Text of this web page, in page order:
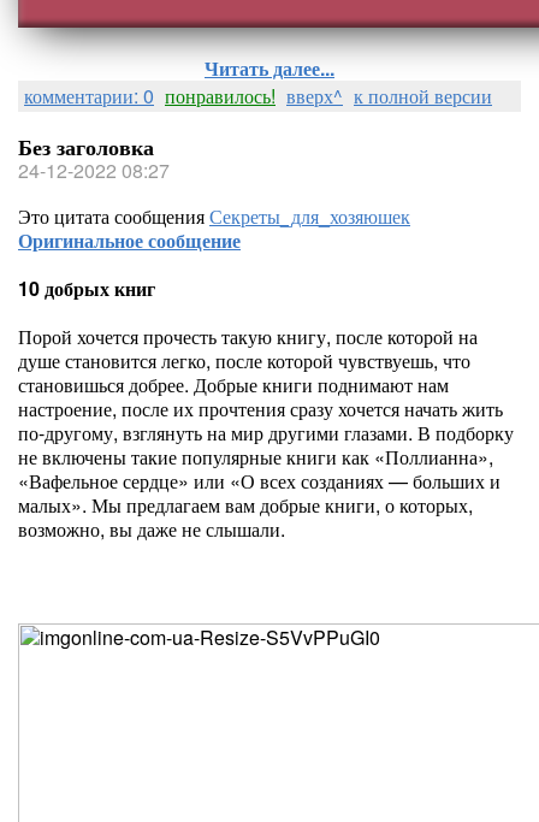
Читать далее...
комментарии: 0 понравилось! вверх^ к полной версии
Без заголовка
24-12-2022 08:27
Это цитата сообщенияСекреты_для_хозяюшек
Оригинальное сообщение
10 добрых книг
Порой хочется прочесть такую книгу, после которой на
душе становится легко, после которой чувствуешь, что
становишься добрее. Добрые книги поднимают нам
настроение, после их прочтения сразу хочется начать жить
по-другому, взглянуть на мир другими глазами. В подборку
не включены такие популярные книги как «Поллианна»,
«Вафельное сердце» или «О всех созданиях — больших и
малых». Мы предлагаем вам добрые книги, о которых,
возможно, вы даже не слышали.